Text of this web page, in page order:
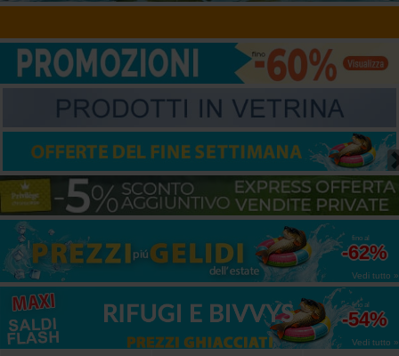
fino al
-62%
Vedi tutto »
fino al
-54%
Vedi tutto »